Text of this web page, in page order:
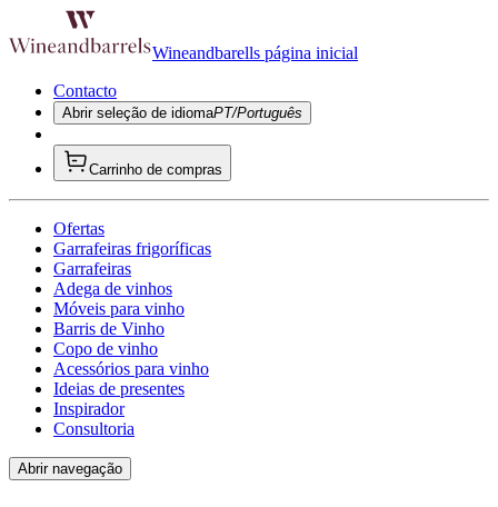
Wineandbarells página inicial
Contacto
Abrir seleção de idiomaPT/Português
Carrinho de compras
Ofertas
Garrafeiras frigoríficas
Garrafeiras
Adega de vinhos
Móveis para vinho
Barris de Vinho
Copo de vinho
Acessórios para vinho
Ideias de presentes
Inspirador
Consultoria
Abrir navegação